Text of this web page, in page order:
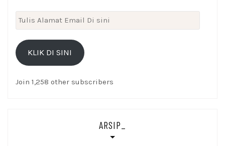
Tulis
Alamat
Email
KLIK DI SINI
Join 1,258 other subscribers
ARSIP_